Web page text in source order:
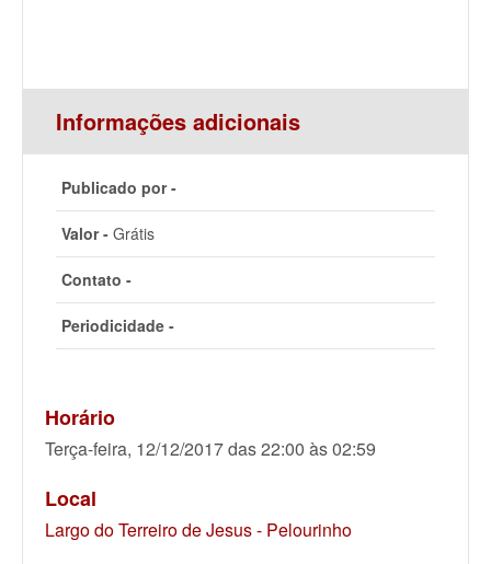
Informações adicionais
Publicado por -
Valor - Grátis
Contato -
Periodicidade -
Horário
Terça-feira, 12/12/2017 das 22:00 às 02:59
Local
Largo do Terreiro de Jesus - Pelourinho